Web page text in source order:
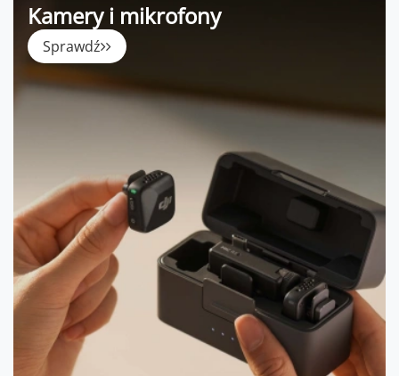
Kamery i mikrofony
Sprawdź